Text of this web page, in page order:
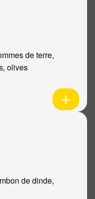
de terre,
olives
de dinde,